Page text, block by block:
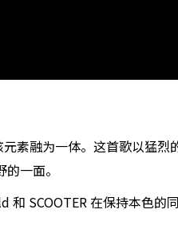
素融为一体。这首歌以猛烈
一面。
SCOOTER 在保持本色的